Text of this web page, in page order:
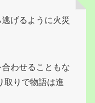
げるように火災
わせることもな
取りで物語は進